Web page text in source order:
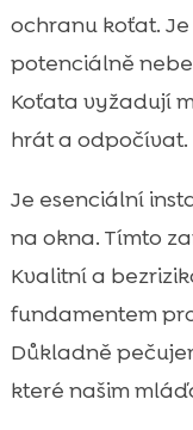
ochranu koťat.
potenciálně
Koťata vyžadují
hrát a odpočívat.
Je esenciální
na okna. Tímto
Kvalitní a
fundamentem
Důkladně
které našim